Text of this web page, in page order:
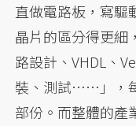
直做電路板，寫驅
晶片的區分得更細
路設計、VHDL、
裝、測試……」，
部份。而整體的產